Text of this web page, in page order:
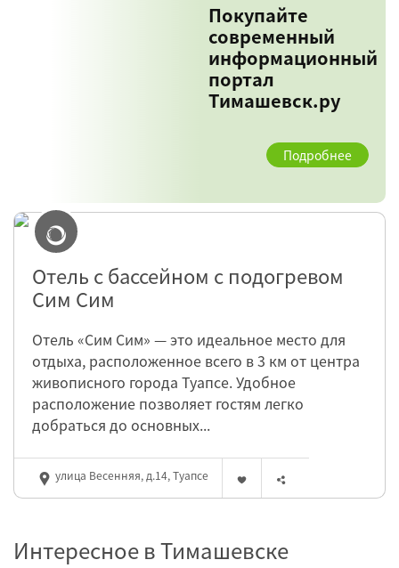
Покупайте
современный
информационный
портал
Тимашевск.ру
Подробнее
Отель с бассейном с подогревом
Сим Сим
Отель «Сим Сим» — это идеальное место для
отдыха, расположенное всего в 3 км от центра
живописного города Туапсе. Удобное
расположение позволяет гостям легко
добраться до основных...
улица Весенняя, д.14, Туапсе
Интересное в Тимашевске